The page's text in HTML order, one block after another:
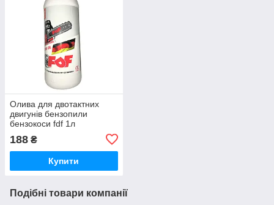
Олива для двотактних
двигунів бензопили
бензокоси fdf 1л
188 ₴
Купити
Подібні товари компанії